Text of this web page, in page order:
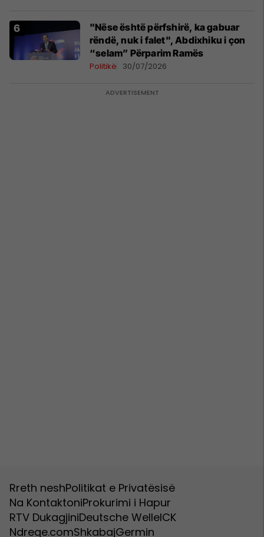
"Nëse është përfshirë, ka gabuar
rëndë, nuk i falet", Abdixhiku i çon
“selam” Përparim Ramës
Politikë 30/07/2026
Rreth neshPolitikat e Privatësisë
Na KontaktoniProkurimi i Hapur
RTV DukagjiniDeutsche WelleICK
Ndreqe.comShkabajGermin